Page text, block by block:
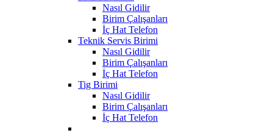
Nasıl Gidilir
Birim Çalışanları
İç Hat Telefon
Teknik Servis Birimi
Nasıl Gidilir
Birim Çalışanları
İç Hat Telefon
Tig Birimi
Nasıl Gidilir
Birim Çalışanları
İç Hat Telefon